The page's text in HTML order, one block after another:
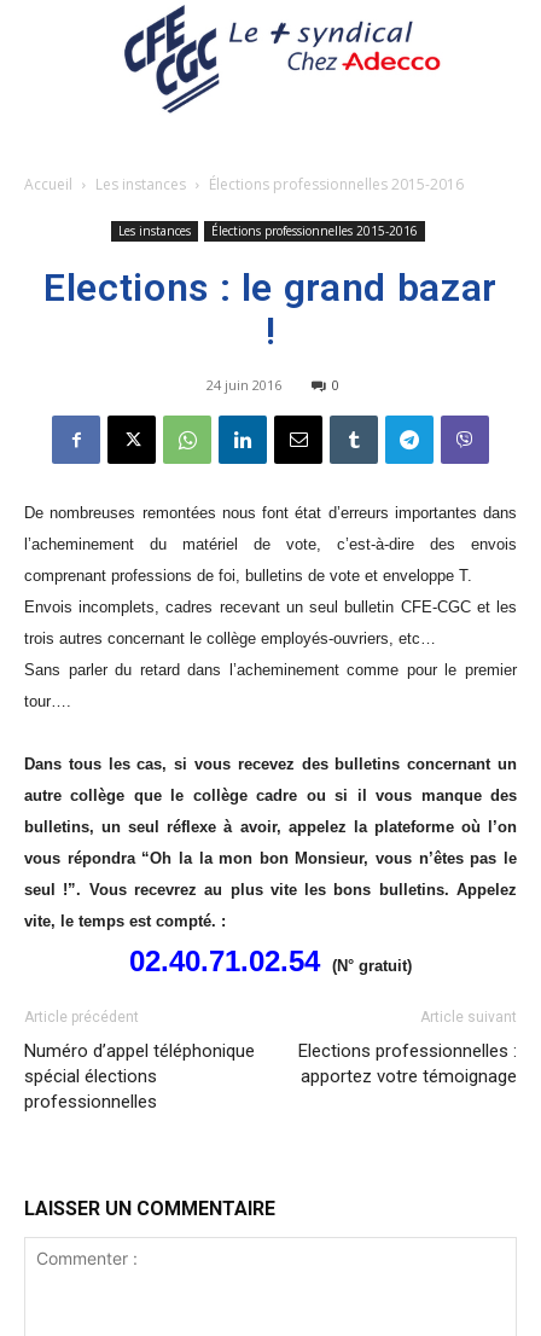
Accueil Les instances Élections professionnelles 2015-2016
Les instances Élections professionnelles 2015-2016
Elections : le grand bazar
!
24 juin 2016 0
De nombreuses remontées nous font état d’erreurs importantes dans
l’acheminement du matériel de vote, c’est-à-dire des envois
comprenant professions de foi, bulletins de vote et enveloppe T.
Envois incomplets, cadres recevant un seul bulletin CFE-CGC et les
trois autres concernant le collège employés-ouvriers, etc…
Sans parler du retard dans l’acheminement comme pour le premier
tour….
Dans tous les cas, si vous recevez des bulletins concernant un
autre collège que le collège cadre ou si il vous manque des
bulletins, un seul réflexe à avoir, appelez la plateforme où l’on
vous répondra “Oh la la mon bon Monsieur, vous n’êtes pas le
seul !”. Vous recevrez au plus vite les bons bulletins.Appelez
vite, le temps est compté. :
02.40.71.02.54 (N° gratuit)
Article précédent
Numéro d’appel téléphonique
spécial élections
professionnelles
Article suivant
Elections professionnelles :
apportez votre témoignage
LAISSER UN COMMENTAIRE